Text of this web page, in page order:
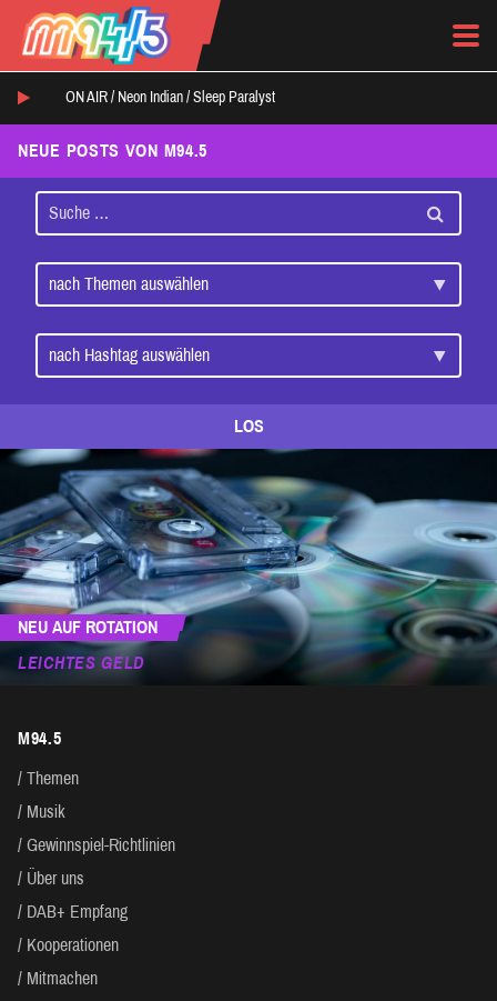
ON AIR / Neon Indian / Sleep Paralyst
NEUE POSTS VON M94.5
LOS
NEU AUF ROTATION
LEICHTES GELD
M94.5
Themen
Musik
Gewinnspiel-Richtlinien
Über uns
DAB+ Empfang
Kooperationen
Mitmachen